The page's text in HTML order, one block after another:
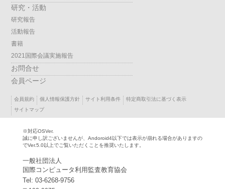
研究・活動
研究報告
活動報告
書籍
2021国際会議実施報告
お問合せ
会員ページ
会員規約 個人情報保護方針 サイト利用条件
特定商取引法に基づく表示
サイトマップ
※対応OSVer.
誠に申し訳ございませんが、Andoroid4以下では表示が崩れる場合がありますの
でVer.5.0以上でご覧いただくことを推奨いたします。
一般社団法人
国際コンピュータ利用監査教育協会
Tel: 03-6268-9756